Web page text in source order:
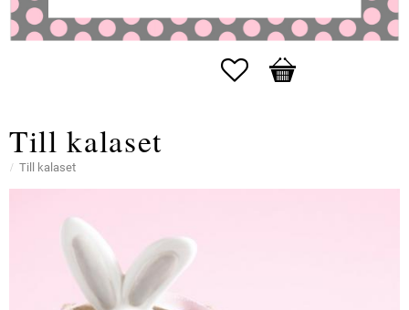
Favorites
Basket
Till kalaset
Till kalaset